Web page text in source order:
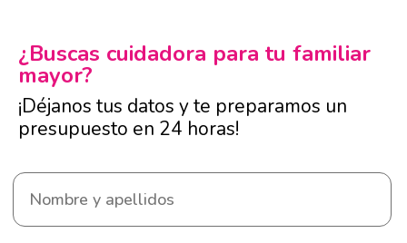
¿Buscas cuidadora para tu familiar
mayor?
¡Déjanos tus datos y te preparamos un
presupuesto en 24 horas!